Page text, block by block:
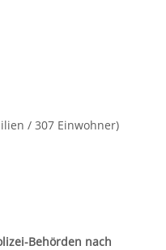
/ 307 Einwohner)
Behörden nach